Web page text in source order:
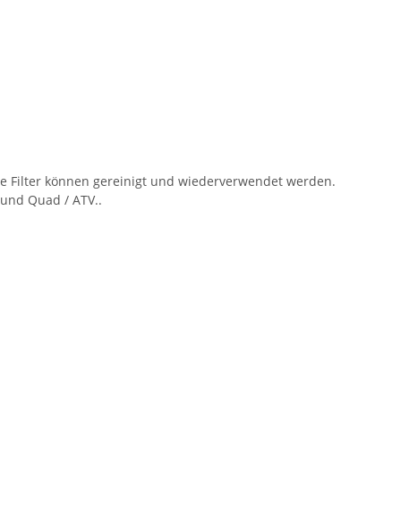
Filter können gereinigt und wiederverwendet werden.
Quad / ATV..